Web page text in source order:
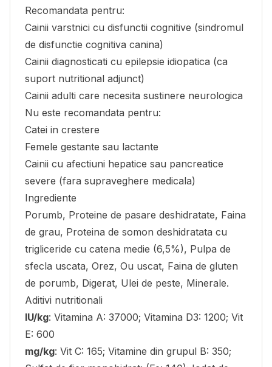
Recomandata pentru:
Cainii varstnici cu disfunctii cognitive (sindromul
de disfunctie cognitiva canina)
Cainii diagnosticati cu epilepsie idiopatica (ca
suport nutritional adjunct)
Cainii adulti care necesita sustinere neurologica
Nu este recomandata pentru:
Catei in crestere
Femele gestante sau lactante
Cainii cu afectiuni hepatice sau pancreatice
severe (fara supraveghere medicala)
Ingrediente
Porumb, Proteine de pasare deshidratate, Faina
de grau, Proteina de somon deshidratata cu
trigliceride cu catena medie (6,5%), Pulpa de
sfecla uscata, Orez, Ou uscat, Faina de gluten
de porumb, Digerat, Ulei de peste, Minerale.
Aditivi nutritionali
IU/kg: Vitamina A: 37000; Vitamina D3: 1200; Vit
E: 600
mg/kg: Vit C: 165; Vitamine din grupul B: 350;